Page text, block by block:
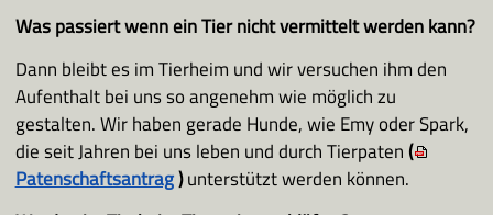
Was passiert wenn ein Tier nicht vermittelt werden kann?
Dann bleibt es im Tierheim und wir versuchen ihm den
Aufenthalt bei uns so angenehm wie möglich zu
gestalten. Wir haben gerade Hunde, wie Emy oder Spark,
die seit Jahren bei uns leben und durch Tierpaten(
Patenschaftsantrag)unterstützt werden können.